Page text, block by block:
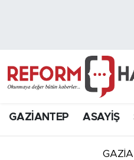
GAZİANTEP ASAYİŞ
Hava Durumu
Süper Lig Puan